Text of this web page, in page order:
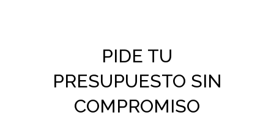
PIDE TU
PRESUPUESTO SIN
COMPROMISO